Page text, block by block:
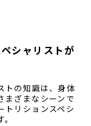
シャリストが
トの知識は、身体
まざまなシーンで
トリションスペシ